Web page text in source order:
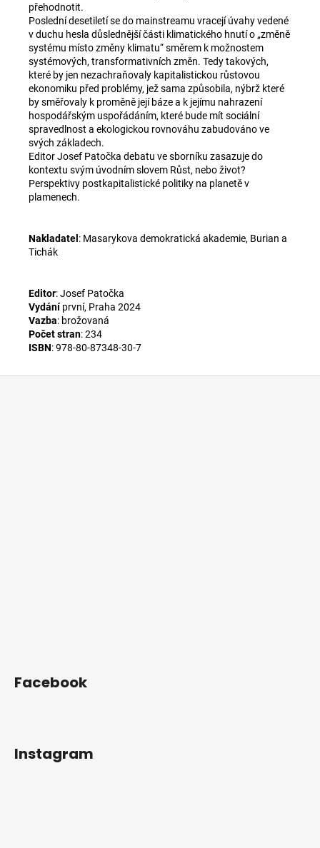
přehodnotit.
Poslední desetiletí se do mainstreamu vracejí úvahy vedené
v duchu hesla důslednější části klimatického hnutí o „změně
systému místo změny klimatu“ směrem k možnostem
systémových, transformativních změn. Tedy takových,
které by jen nezachraňovaly kapitalistickou růstovou
ekonomiku před problémy, jež sama způsobila, nýbrž které
by směřovaly k proměně její báze a k jejímu nahrazení
hospodářským uspořádáním, které bude mít sociální
spravedlnost a ekologickou rovnováhu zabudováno ve
svých základech.
Editor Josef Patočka debatu ve sborníku zasazuje do
kontextu svým úvodním slovem Růst, nebo život?
Perspektivy postkapitalistické politiky na planetě v
plamenech.
Nakladatel: Masarykova demokratická akademie, Burian a
Tichák
Editor:Josef Patočka
Vydáníprvní, Praha 2024
Vazba: brožovaná
Počet stran: 234
ISBN:978-80-87348-30-7
PŘIŠEL
ČAS
NA
DRUHOU
SMĚNU
350
Z
Facebook
Instagram